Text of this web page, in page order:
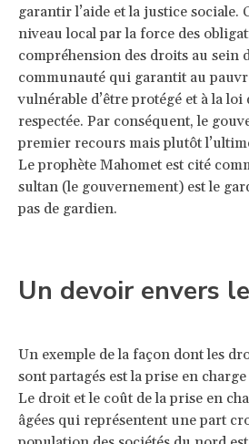
garantir l’aide et la justice sociale.
niveau local par la force des
compréhension des droits au sein
communauté qui garantit au
vulnérable d’être protégé et à la loi
respectée. Par conséquent, le
premier recours mais plutôt
Le prophète Mahomet est cité
sultan (le gouvernement) est le
pas de gardien.
Un devoir envers
Un exemple de la façon dont les
sont partagés est la prise en
Le droit et le coût de la prise en
âgées qui représentent une part